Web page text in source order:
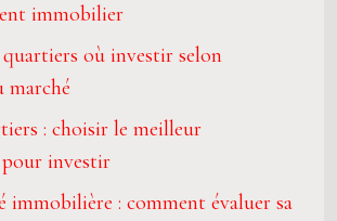
immobilier
quartiers où investir selon
marché
: choisir le meilleur
investir
immobilière : comment évaluer sa